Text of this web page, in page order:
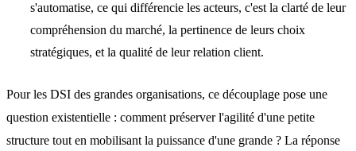
s'automatise, ce qui différencie les acteurs, c'est la clarté de leur
compréhension du marché, la pertinence de leurs choix
stratégiques, et la qualité de leur relation client.
Pour les DSI des grandes organisations, ce découplage pose une
question existentielle : comment préserver l'agilité d'une petite
structure tout en mobilisant la puissance d'une grande ? La réponse